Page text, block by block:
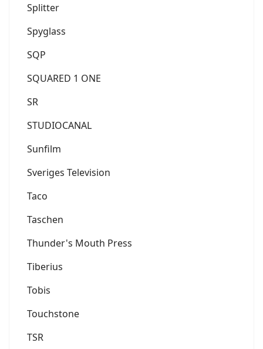
Splitter
Spyglass
SQP
SQUARED 1 ONE
SR
STUDIOCANAL
Sunfilm
Sveriges Television
Taco
Taschen
Thunder's Mouth Press
Tiberius
Tobis
Touchstone
TSR